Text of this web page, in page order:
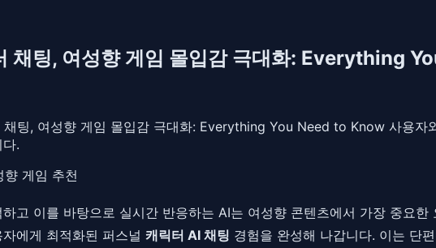
채팅, 여성향 게임 몰입감 극대화: Everything
팅, 여성향 게임 몰입감 극대화: Everything You Need to Know 사용
.
향 게임 추천
고 이를 바탕으로 실시간 반응하는 AI는 여성향 콘텐츠에서 가장 중요한
에게 최적화된 퍼스널 캐릭터 AI 채팅 경험을 완성해 나갑니다. 이는 단